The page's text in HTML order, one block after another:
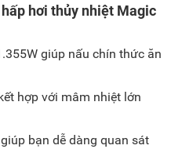
hơi thủy nhiệt Magic
giúp nấu chín thức ăn
hợp với mâm nhiệt lớn
bạn dễ dàng quan sát